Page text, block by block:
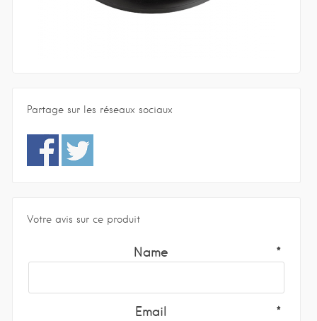
Partage sur les réseaux sociaux
Votre avis sur ce produit
Name
Email